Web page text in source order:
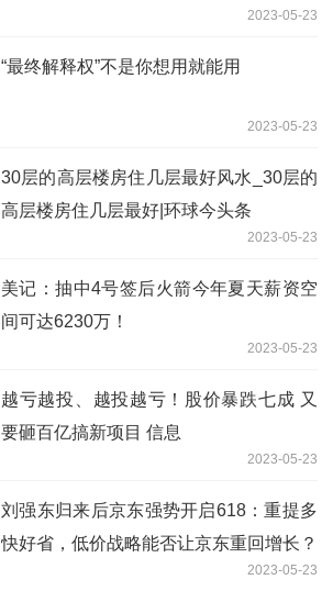
2023-05-23
“最终解释权”不是你想用就能用
2023-05-23
30层的高层楼房住几层最好风水_30层的
高层楼房住几层最好|环球今头条
2023-05-23
美记：抽中4号签后火箭今年夏天薪资空
间可达6230万！
2023-05-23
越亏越投、越投越亏！股价暴跌七成 又
要砸百亿搞新项目 信息
2023-05-23
刘强东归来后京东强势开启618：重提多
快好省，低价战略能否让京东重回增长？
2023-05-23